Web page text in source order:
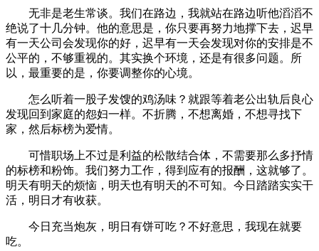
无非是老生常谈。我们在路边，我就站在路边听他滔滔不
绝说了十几分钟。他的意思是，你只要再努力地撑下去，迟早
有一天公司会发现你的好，迟早有一天会发现对你的安排是不
公平的，不够重视的。其实换个环境，还是有很多问题。所
以，最重要的是，你要调整你的心境。
怎么听着一股子发馊的鸡汤味？就跟等着老公出轨后良心
发现回到家庭的怨妇一样。不折腾，不想离婚，不想寻找下
家，然后标榜为爱情。
可惜职场上不过是利益的松散结合体，不需要那么多抒情
的标榜和粉饰。我们努力工作，得到应有的报酬，这就够了。
明天有明天的烦恼，明天也有明天的不可知。今日踏踏实实干
活，明日才有收获。
今日充当炮灰，明日有饼可吃？不好意思，我现在就要
吃。